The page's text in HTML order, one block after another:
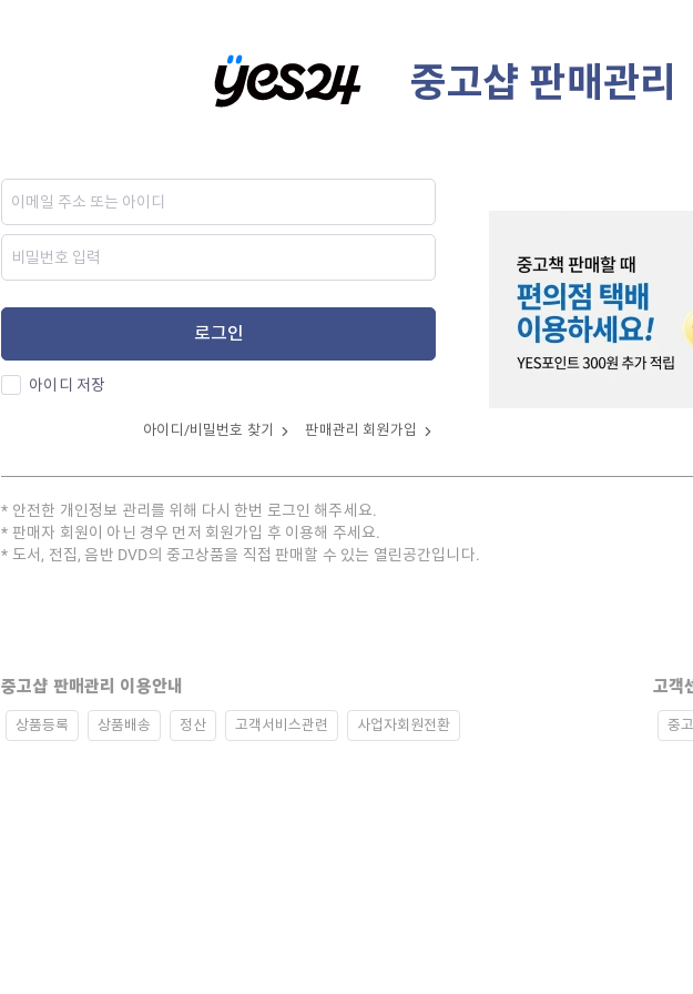
중고샵 판매관리
로그인
아이디 저장
아이디/비밀번호 찾기 판매관리 회원가입
안전한 개인정보 관리를 위해 다시 한번 로그인 해주세요.
판매자 회원이 아닌 경우 먼저 회원가입 후 이용해 주세요.
도서, 전집, 음반 DVD의 중고상품을 직접 판매할 수 있는 열린공간입니다.
중고샵 판매관리 이용안내
상품등록 상품배송 정산 고객서비스관련 사업자회원전환
고객
중